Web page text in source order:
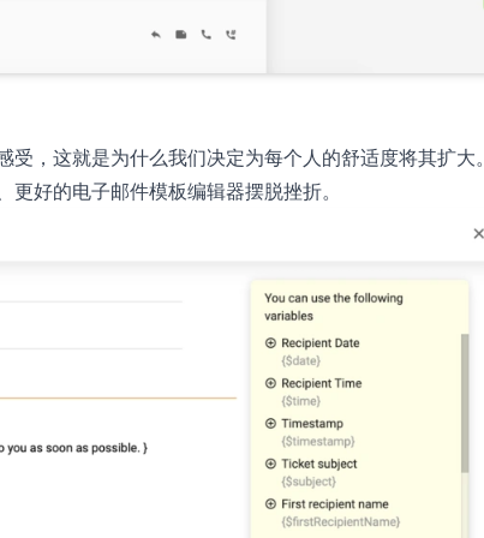
，这就是为什么我们决定为每个人的舒适度将其扩大。
好的电子邮件模板编辑器摆脱挫折。